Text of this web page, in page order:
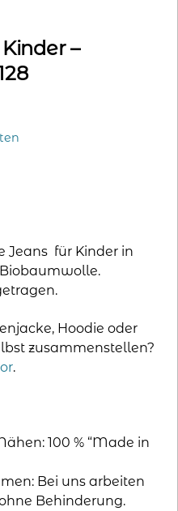
–
Jeans für Kinder in
Biobaumwolle.
Hoodie oder
zusammenstellen?
.
100 % “Made in
Bei uns arbeiten
Behinderung.